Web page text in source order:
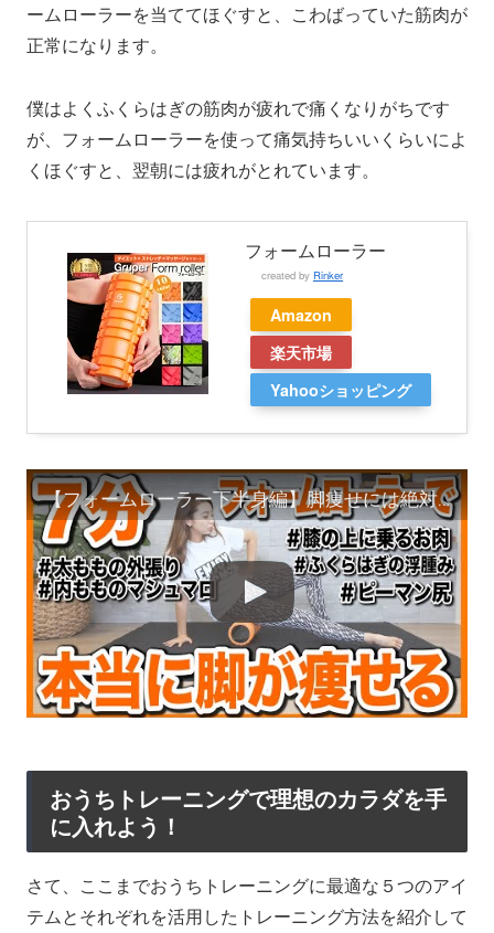
ームローラーを当ててほぐすと、こわばっていた筋肉が
正常になります。
僕はよくふくらはぎの筋肉が疲れで痛くなりがちです
が、フォームローラーを使って痛気持ちいいくらいによ
くほぐすと、翌朝には疲れがとれています。
フォームローラー
created by Rinker
Amazon
楽天市場
Yahooショッピング
【フォームローラー下半身編】脚痩せには絶対これだ!!!足をしっかりほぐして美脚を目指す!!【筋膜リリースダイエット】
おうちトレーニングで理想のカラダを手
に入れよう！
さて、ここまでおうちトレーニングに最適な５つのアイ
テムとそれぞれを活用したトレーニング方法を紹介して